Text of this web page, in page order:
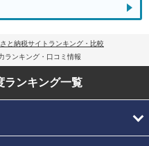
と納税サイトランキング・比較
ランキング・口コミ情報
ランキング一覧